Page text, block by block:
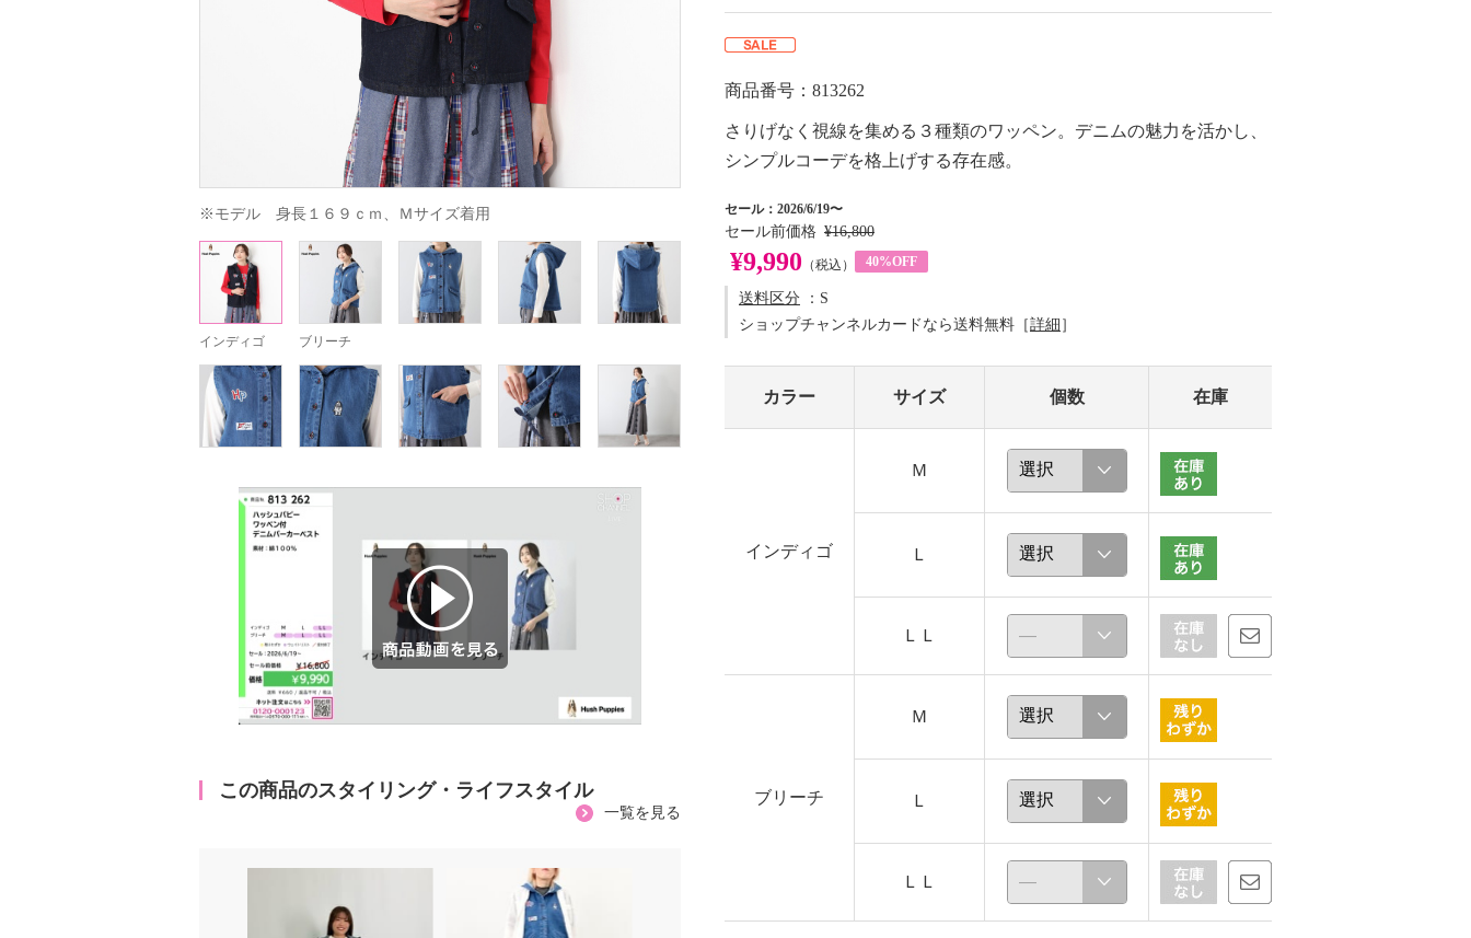
※モデル　身長１６９ｃｍ、Ｍサイズ着用
インディゴ ブリーチ
この商品のスタイリング・ライフスタイル
一覧を見る
商品番号：813262
さりげなく視線を集める３種類のワッペン。デニムの魅力を活かし、
シンプルコーデを格上げする存在感。
セール：2026/6/19〜
セール前価格 ¥16,800
¥9,990 （税込） 40%OFF
送料区分 ：S
ショップチャンネルカードなら送料無料［詳細 ］
カラー サイズ 個数 在庫
インディゴ
Ｍ
Ｌ
ＬＬ
ブリーチ
Ｍ
Ｌ
ＬＬ